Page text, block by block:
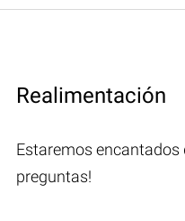
Realimentación
Estaremos encantados
preguntas!